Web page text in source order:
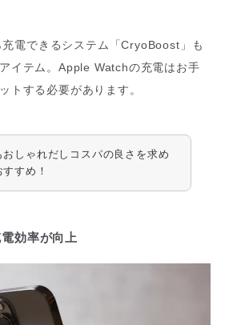
電できるシステム「CryoBoost」も
イテム。Apple Watchの充電はお手
トする必要があります。
おしゃれだしコスパの良さを求め
すめ！
効率が向上